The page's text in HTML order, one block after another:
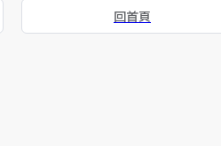
回首頁